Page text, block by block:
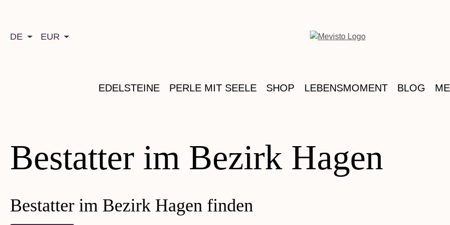
DE EUR
EDELSTEINE PERLE MIT SEELE SHOP LEBENSMOMENT BLOG
Bestatter im Bezirk Hagen
Bestatter im Bezirk Hagen finden